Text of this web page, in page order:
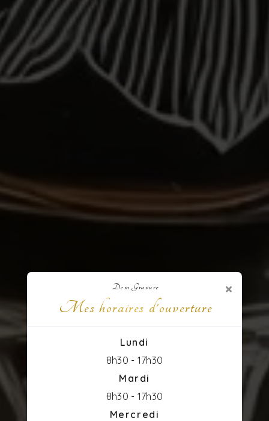
Dem Gravure
Mes horaires d'ouverture
×
Lundi
8h30 - 17h30
Mardi
8h30 - 17h30
Mercredi